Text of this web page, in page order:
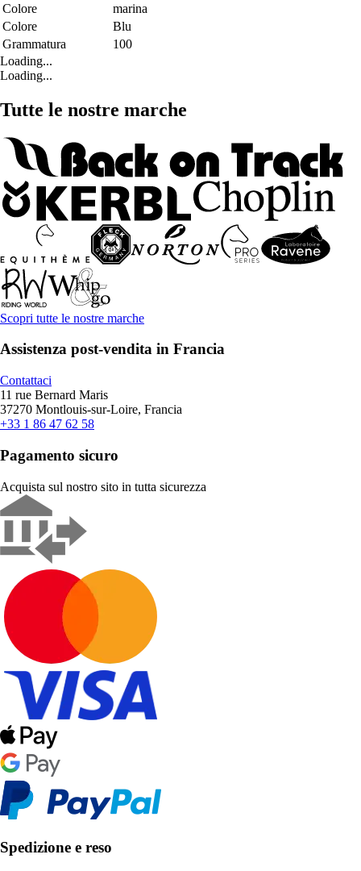
Colore
marina
Colore
Blu
Grammatura
100
Loading...
Loading...
Tutte le nostre marche
Scopri tutte le nostre marche
Assistenza post-vendita in Francia
Contattaci
11 rue Bernard Maris
37270 Montlouis-sur-Loire, Francia
+33 1 86 47 62 58
Pagamento sicuro
Acquista sul nostro sito in tutta sicurezza
Spedizione e reso